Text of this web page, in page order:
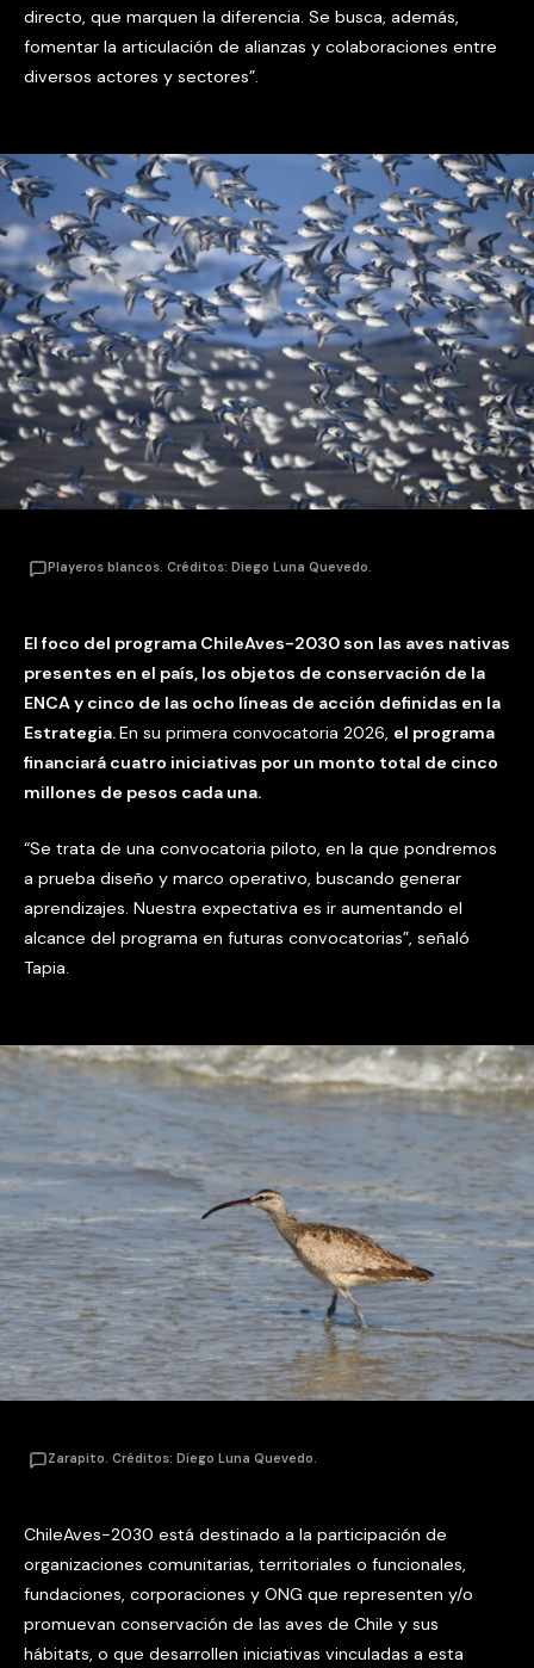
directo, que marquen la diferencia. Se busca, además,
fomentar la articulación de alianzas y colaboraciones entre
diversos actores y sectores”.
Playeros blancos. Créditos: Diego Luna Quevedo.
El foco del programa ChileAves-2030 son las aves nativas
presentes en el país, los objetos de conservación de la
ENCA y cinco de las ocho líneas de acción definidas en la
Estrategia.En su primera convocatoria 2026, el programa
financiará cuatro iniciativas por un monto total de cinco
millones de pesos cada una.
“Se trata de una convocatoria piloto, en la que pondremos
a prueba diseño y marco operativo, buscando generar
aprendizajes. Nuestra expectativa es ir aumentando el
alcance del programa en futuras convocatorias”, señaló
Tapia.
Zarapito. Créditos: Diego Luna Quevedo.
ChileAves-2030 está destinado a la participación de
organizaciones comunitarias, territoriales o funcionales,
fundaciones, corporaciones y ONG que representen y/o
promuevan conservación de las aves de Chile y sus
hábitats, o que desarrollen iniciativas vinculadas a esta